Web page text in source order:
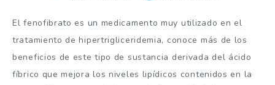
El fenofibrato es un medicamento muy utilizado en el
tratamiento de hipertrigliceridemia, conoce más de los
beneficios de este tipo de sustancia derivada del ácido
fíbrico que mejora los niveles lipídicos contenidos en la